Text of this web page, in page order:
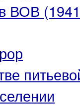
ВОВ